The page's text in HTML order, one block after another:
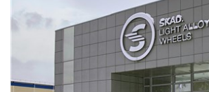
Одноклассниках